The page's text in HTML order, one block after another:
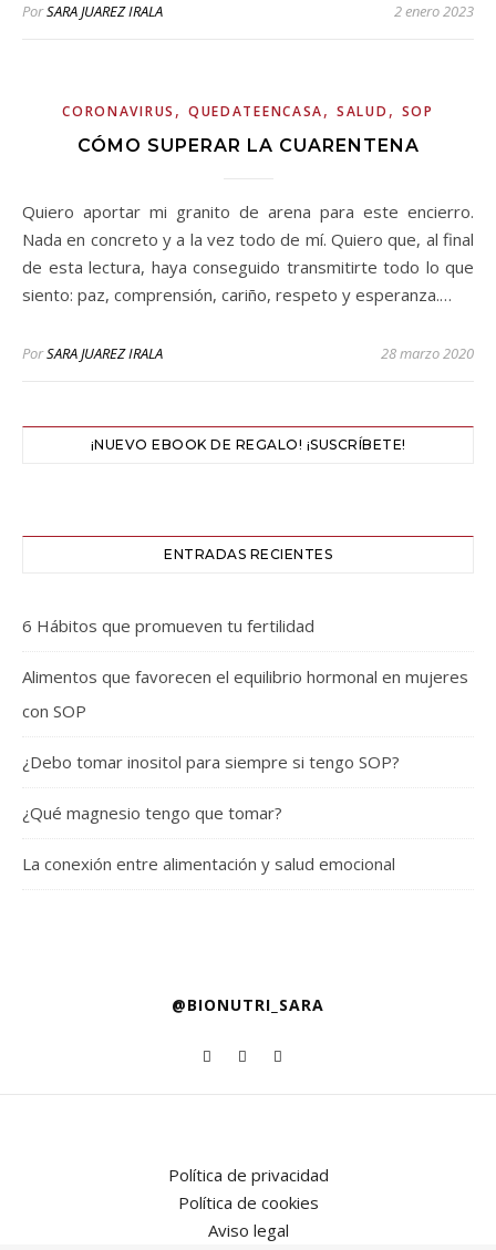
PorSARA JUAREZ IRALA 2 enero 2023
CORONAVIRUS , QUEDATEENCASA,SALUD , SOP
CÓMO SUPERAR LA CUARENTENA
Quiero aportar mi granito de arena para este encierro.
Nada en concreto y a la vez todo de mí. Quiero que, al final
de esta lectura, haya conseguido transmitirte todo lo que
siento: paz, comprensión, cariño, respeto y esperanza.…
PorSARA JUAREZ IRALA 28 marzo 2020
¡NUEVO EBOOK DE REGALO! ¡SUSCRÍBETE!
ENTRADAS RECIENTES
6 Hábitos que promueven tu fertilidad
Alimentos que favorecen el equilibrio hormonal en mujeres
con SOP
¿Debo tomar inositol para siempre si tengo SOP?
¿Qué magnesio tengo que tomar?
La conexión entre alimentación y salud emocional
@BIONUTRI_SARA
Política de privacidad
Política de cookies
Aviso legal